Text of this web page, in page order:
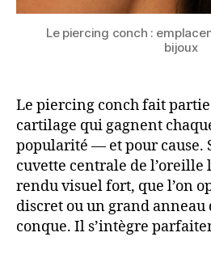
Le piercing conch :
bijoux
Le piercing conch fait
cartilage qui gagnent
popularité — et pour cause.
cuvette centrale de
rendu visuel fort, que l’on
discret ou un grand
conque. Il s’intègre